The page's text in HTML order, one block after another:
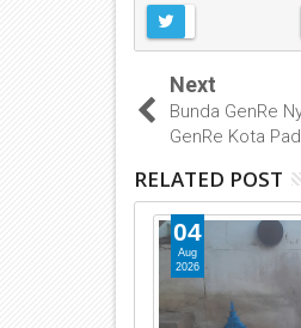
Next
Bunda GenRe
GenRe Kota
RELATED POST
04
Aug
2026